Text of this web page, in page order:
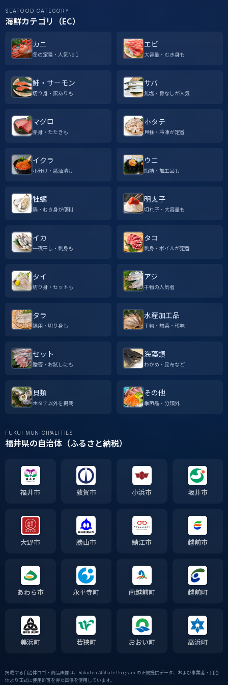
SEAFOOD CATEGORY
海鮮カテゴリ（EC）
カニ
冬の定番・人気No.1
エビ
大容量・むき身も
鮭・サーモン
切り身・訳ありも
サバ
無塩・骨なしが人気
マグロ
赤身・たたきも
ホタテ
貝柱・冷凍が定番
イクラ
小分け・醤油漬け
ウニ
瓶詰・加工品も
牡蠣
鍋・むき身が便利
明太子
切れ子・大容量も
イカ
一夜干し・刺身も
タコ
刺身・ボイルが定番
タイ
切り身・セットも
アジ
干物の人気者
タラ
鍋用・切り身も
水産加工品
干物・惣菜・珍味
セット
贈答・お試しにも
海藻類
わかめ・昆布など
貝類
ホタテ以外を掲載
その他
季節品・分類外
FUKUI MUNICIPALITIES
福井県の自治体（ふるさと納税）
福井市 敦賀市 小浜市 坂井市
大野市 勝山市 鯖江市 越前市
あわら市 永平寺町 南越前町 越前町
美浜町 若狭町 おおい町 高浜町
掲載する自治体ロゴ・商品画像は、Rakuten Affiliate Program の正規提供データ、および事業者・自治
体より正式に使用許可を得た画像を使用しています。